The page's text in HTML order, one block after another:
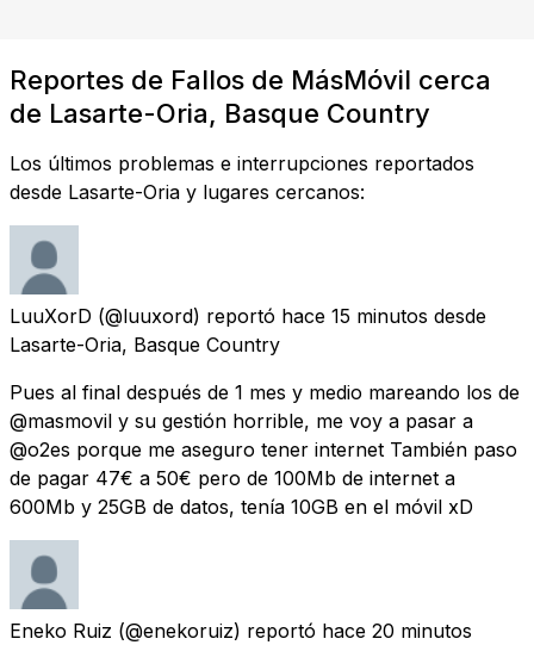
Reportes de Fallos de MásMóvil cerca
de Lasarte-Oria, Basque Country
Los últimos problemas e interrupciones reportados
desde Lasarte-Oria y lugares cercanos:
LuuXorD (@luuxord) reportó hace 15 minutos desde
Lasarte-Oria, Basque Country
Pues al final después de 1 mes y medio mareando los de
@masmovil y su gestión horrible, me voy a pasar a
@o2es porque me aseguro tener internet También paso
de pagar 47€ a 50€ pero de 100Mb de internet a
600Mb y 25GB de datos, tenía 10GB en el móvil xD
Eneko Ruiz (@enekoruiz) reportó hace 20 minutos